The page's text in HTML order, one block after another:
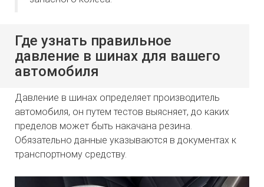
Где узнать правильное
давление в шинах для вашего
автомобиля
Давление в шинах определяет производитель
автомобиля, он путем тестов выясняет, до каких
пределов может быть накачана резина.
Обязательно данные указываются в документах к
транспортному средству.